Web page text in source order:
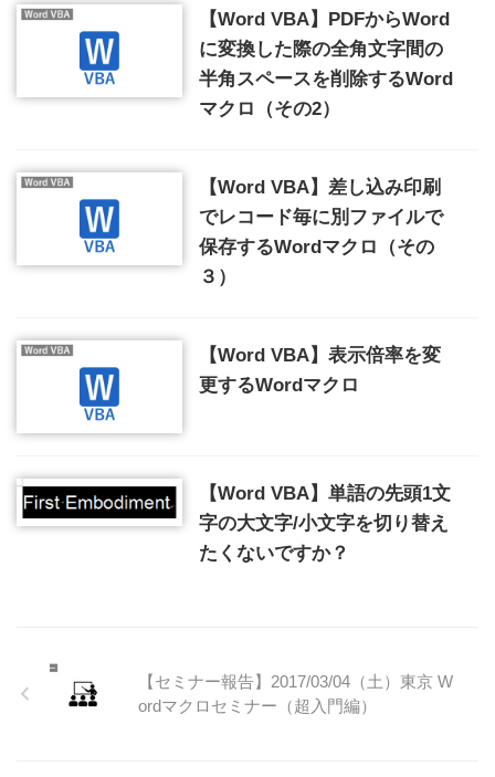
【Word VBA】PDFからWord
に変換した際の全角文字間の
半角スペースを削除するWord
マクロ（その2）
【Word VBA】差し込み印刷
でレコード毎に別ファイルで
保存するWordマクロ（その
３）
【Word VBA】表示倍率を変
更するWordマクロ
【Word VBA】単語の先頭1文
字の大文字/小文字を切り替え
たくないですか？
【セミナー報告】2017/03/04（土）東京 W
ordマクロセミナー（超入門編）